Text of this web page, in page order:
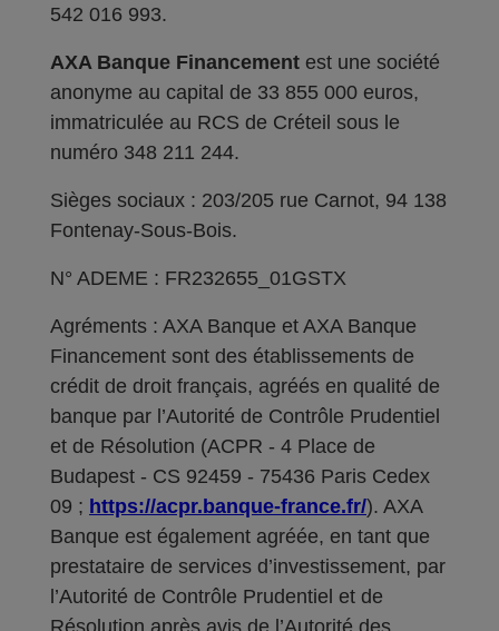
542 016 993.
AXA Banque Financement est une société
anonyme au capital de 33 855 000 euros,
immatriculée au RCS de Créteil sous le
numéro 348 211 244.
Sièges sociaux : 203/205 rue Carnot, 94 138
Fontenay-Sous-Bois.
N° ADEME : FR232655_01GSTX
Agréments : AXA Banque et AXA Banque
Financement sont des établissements de
crédit de droit français, agréés en qualité de
banque par l’Autorité de Contrôle Prudentiel
et de Résolution (ACPR - 4 Place de
Budapest - CS 92459 - 75436 Paris Cedex
09 ; https://acpr.banque-france.fr/). AXA
Banque est également agréée, en tant que
prestataire de services d’investissement, par
l’Autorité de Contrôle Prudentiel et de
Résolution après avis de l’Autorité des